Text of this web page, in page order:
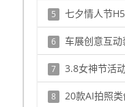
5 七夕情人节
6 车展创意互动
7 3.8女神节活
8 20款AI拍照